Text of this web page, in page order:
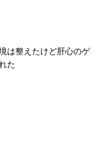
は整えたけど肝心のゲ
た